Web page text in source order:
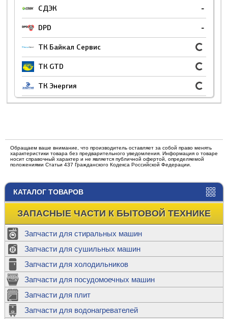
КАТАЛОГ ТОВАРОВ
ЗАПАСНЫЕ ЧАСТИ К БЫТОВОЙ ТЕХНИКЕ
Запчасти для стиральных машин
Запчасти для сушильных машин
Запчасти для холодильников
Запчасти для посудомоечных машин
Запчасти для плит
Запчасти для водонагревателей
СДЭК -
DPD -
ТК Байкал Сервис
ТК GTD
ТК Энергия
Обращаем ваше внимание, что производитель оставляет за собой право менять
характеристики товара без предварительного уведомления. Информация о товаре
носит справочный характер и не является публичной офертой, определяемой
положениями Статьи 437 Гражданского Кодекса Российской Федерации.